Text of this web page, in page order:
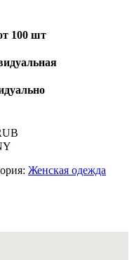
100 шт
Женская одежда